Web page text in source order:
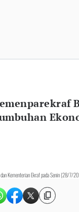
Kementerian Ekraf pada Senin (28/7/